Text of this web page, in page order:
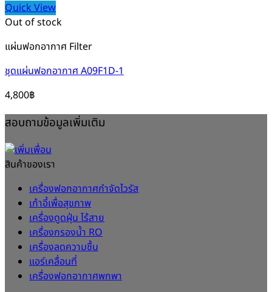
Quick View
Out of stock
แผ่นฟอกอากาศ Filter
ชุดแผ่นฟอกอากาศ A09F1D-1
4,800฿
สอบถามข้อมูลเพิ่มเติม
สินค้าของเรา
เครื่องฟอกอากาศกำจัดไวรัส
เก้าอี้เพื่อสุขภาพ
เครื่องดูดฝุ่น ไร้สาย
เครื่องกรองน้ำ RO
เครื่องลดความชื้น
แอร์เคลื่อนที่
เครื่องฟอกอากาศพกพา